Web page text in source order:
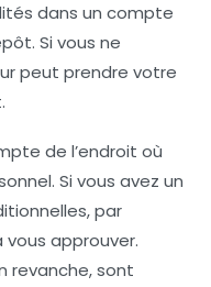
dans un compte
Si vous ne
peut prendre votre
de l’endroit où
Si vous avez un
par
approuver.
revanche, sont